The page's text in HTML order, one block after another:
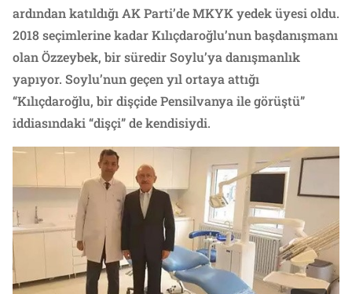
ardından katıldığı AK Parti’de MKYK yedek üyesi oldu.
2018 seçimlerine kadar Kılıçdaroğlu’nun başdanışmanı
olan Özzeybek, bir süredir Soylu’ya danışmanlık
yapıyor. Soylu’nun geçen yıl ortaya attığı
“Kılıçdaroğlu, bir dişçide Pensilvanya ile görüştü”
iddiasındaki “dişçi” de kendisiydi.